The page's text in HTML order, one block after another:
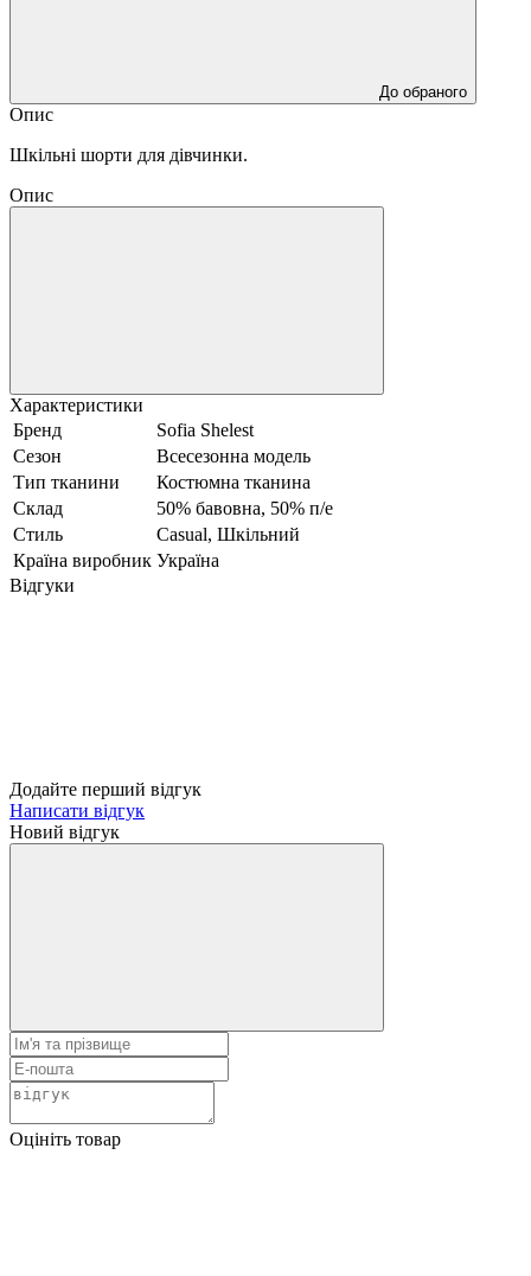
До обраного
Опис
Шкільні шорти для дівчинки.
Опис
Характеристики
Бренд
Sofia Shelest
Сезон
Всесезонна модель
Тип тканини
Костюмна тканина
Склад
50% бавовна, 50% п/е
Стиль
Сasual, Шкільний
Країна виробник Україна
Відгуки
Додайте перший відгук
Написати відгук
Новий відгук
Оцініть товар